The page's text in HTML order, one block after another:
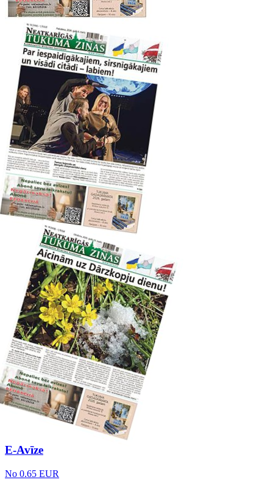
E-Avīze
No 0.65 EUR